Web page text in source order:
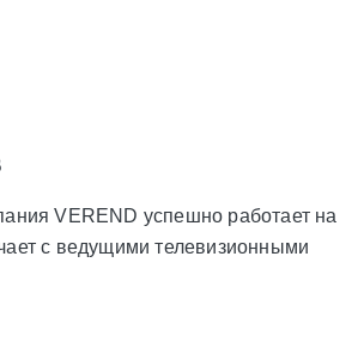
VEREND успешно работает на
с ведущими телевизионными